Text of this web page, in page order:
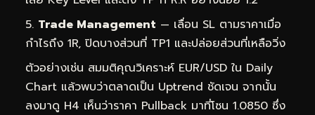
Trade Management — เลื่อน SL ตามราคาเมื่อ
กำไรถึง 1R, ปิดบางส่วนที่ TP1 และปล่อยส่วนที่เหลือวิ่ง
ตัวอย่างเช่น สมมติคุณวิเคราะห์ EUR/USD ใน Daily
Chart แล้วพบว่าตลาดเป็น Uptrend ชัดเจน จากนั้น
ลงมาดู H4 เห็นว่าราคา Pullback มาที่โซน 1.0850 ซึ่ง